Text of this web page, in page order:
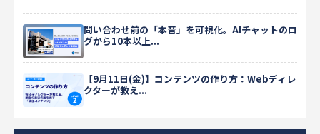
問い合わせ前の「本音」を可視化。AIチャットのロ
グから10本以上...
【9月11日(金)】コンテンツの作り方：Webディレ
クターが教え...